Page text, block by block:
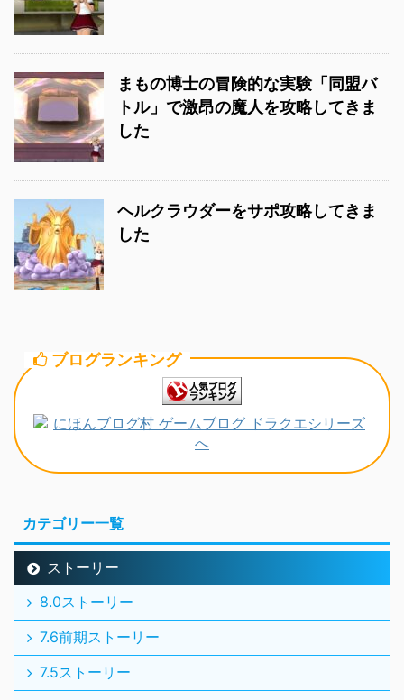
まもの博士の冒険的な実験「同盟バ
トル」で激昂の魔人を攻略してきま
した
ヘルクラウダーをサポ攻略してきま
した
ブログランキング
カテゴリー一覧
ストーリー
8.0ストーリー
7.6前期ストーリー
7.5ストーリー